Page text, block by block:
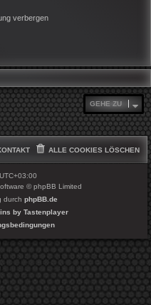
verbergen
GEHE ZU
ALLE COOKIES LÖSCHEN
UTC+03:00
© phpBB Limited
durch phpBB.de
by Tastenplayer